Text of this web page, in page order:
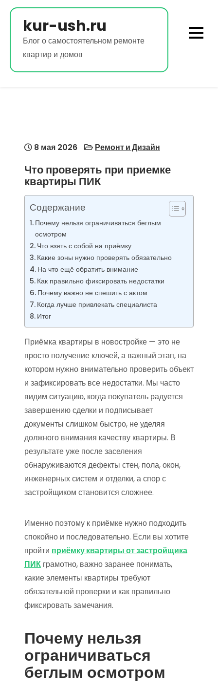
Перейти
содержимомуkur-ush.ru
Блог о самостоятельном ремонте
квартир и домов
8 мая 2026 Ремонт и Дизайн
Что проверять при приемке
квартиры ПИК
Содержание
Почему нельзя ограничиваться беглым
осмотром
Что взять с собой на приёмку
Какие зоны нужно проверять обязательно
На что ещё обратить внимание
Как правильно фиксировать недостатки
Почему важно не спешить с актом
Когда лучше привлекать специалиста
Итог
Приёмка квартиры в новостройке — это не
просто получение ключей, а важный этап, на
котором нужно внимательно проверить объект
и зафиксировать все недостатки. Мы часто
видим ситуацию, когда покупатель радуется
завершению сделки и подписывает
документы слишком быстро, не уделяя
должного внимания качеству квартиры. В
результате уже после заселения
обнаруживаются дефекты стен, пола, окон,
инженерных систем и отделки, а спор с
застройщиком становится сложнее.
Именно поэтому к приёмке нужно подходить
спокойно и последовательно. Если вы хотите
пройти приёмку квартиры от застройщика
ПИК грамотно, важно заранее понимать,
какие элементы квартиры требуют
обязательной проверки и как правильно
фиксировать замечания.
Почему нельзя
ограничиваться
беглым осмотром